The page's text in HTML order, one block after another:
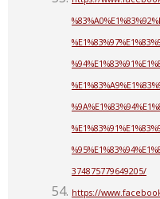
374875779649205/
https://